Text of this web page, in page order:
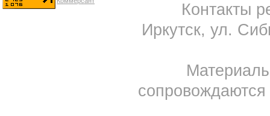
Контакты
Иркутск, ул.